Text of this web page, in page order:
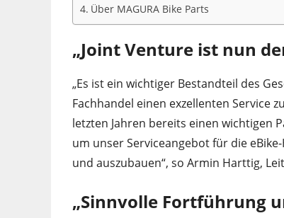
Über MAGURA Bike Parts
„Joint Venture ist nun
„Es ist ein wichtiger Bestandteil des
Fachhandel einen exzellenten Service
letzten Jahren bereits einen wichtigen
um unser Serviceangebot für die
und auszubauen“, so Armin Harttig,
„Sinnvolle Fortführung